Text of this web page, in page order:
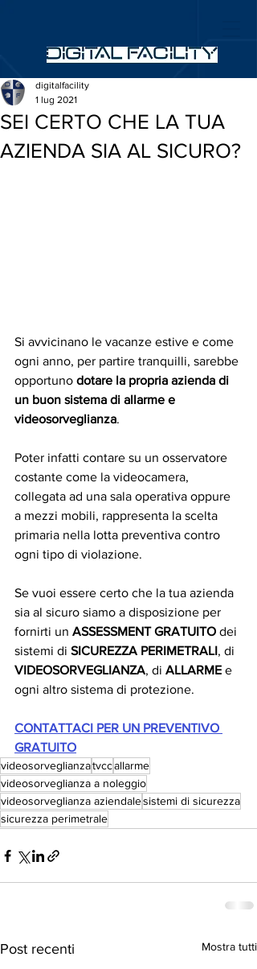
SEI CERTO CHE LA TUA
AZIENDA SIA AL SICURO?
digitalfacility
1 lug 2021
Si avvicinano le vacanze estive e come
ogni anno, per partire tranquilli, sarebbe
opportuno dotare la propria azienda di
un buon sistema di allarme e
videosorveglianza.
Poter infatti contare su un osservatore
costante come la videocamera,
collegata ad una sala operativa oppure
a mezzi mobili, rappresenta la scelta
primaria nella lotta preventiva contro
ogni tipo di violazione.
Se vuoi essere certo che la tua azienda
sia al sicuro siamo a disposizione per
fornirti un ASSESSMENT GRATUITO dei
sistemi di SICUREZZA PERIMETRALI, di
VIDEOSORVEGLIANZA, di ALLARME e
ogni altro sistema di protezione.
CONTATTACI PER UN PREVENTIVO
GRATUITO
videosorveglianzatvccallarme
videosorveglianza a noleggio
videosorveglianza aziendalesistemi di sicurezza
sicurezza perimetrale
Post recenti Mostra tutti